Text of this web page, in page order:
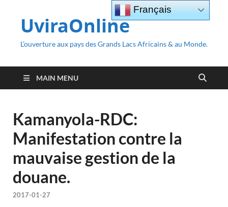
UviraOnline
L’ouverture aux pays des Grands Lacs Africains & au Monde.
MAIN MENU
Kamanyola-RDC:
Manifestation contre la
mauvaise gestion de la
douane.
2017-01-27
Français